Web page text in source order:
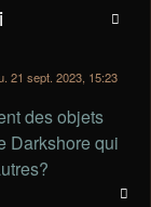
21 sept. 2023, 15:23
des objets
Darkshore qui